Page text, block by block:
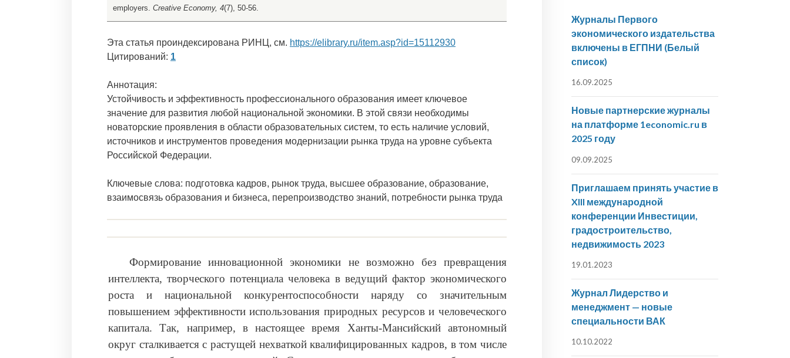
employers. Creative Economy, 4(7), 50-56.
Эта статья проиндексирована РИНЦ, см. https://elibrary.ru/item.asp?id=15112930
Цитирований: 1
Аннотация:
Устойчивость и эффективность профессионального образования имеет ключевое
значение для развития любой национальной экономики. В этой связи необходимы
новаторские проявления в области образовательных систем, то есть наличие условий,
источников и инструментов проведения модернизации рынка труда на уровне субъекта
Российской Федерации.
Ключевые слова: подготовка кадров, рынок труда, высшее образование, образование,
взаимосвязь образования и бизнеса, перепроизводство знаний, потребности рынка труда
Формирование инновационной экономики не возможно без превращения
интеллекта, творческого потенциала человека в ведущий фактор экономического
роста и национальной конкурентоспособности наряду со значительным
повышением эффективности использования природных ресурсов и человеческого
капитала. Так, например, в настоящее время Ханты-Мансийский автономный
округ сталкивается с растущей нехваткой квалифицированных кадров, в том числе
Журналы Первого
экономического издательства
включены в ЕГПНИ (Белый
список)
16.09.2025
Новые партнерские журналы
на платформе 1economic.ru в
2025 году
09.09.2025
Приглашаем принять участие в
XIII международной
конференции Инвестиции,
градостроительство,
недвижимость 2023
19.01.2023
Журнал Лидерство и
менеджмент — новые
специальности ВАК
10.10.2022